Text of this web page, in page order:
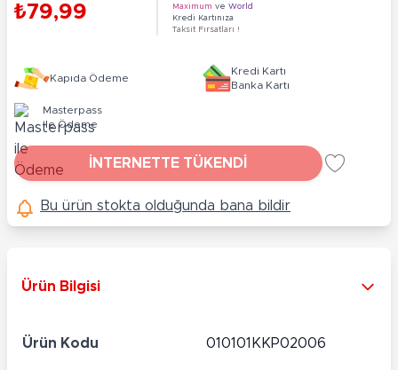
₺79,99
Maximum ve World
Kredi Kartınıza
Taksit Fırsatları !
Kapıda Ödeme
Kredi Kartı
Banka Kartı
Masterpass
ile Ödeme
İNTERNETTE TÜKENDİ
Bu ürün stokta olduğunda bana bildir
Ürün Bilgisi
Ürün Kodu 010101KKP02006